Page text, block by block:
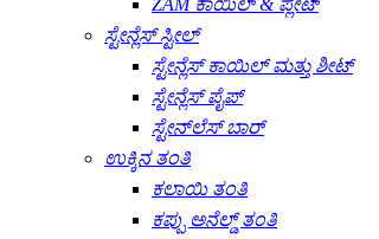
ZAM ಕಾಯಿಲ್ & ಪ್ಲೇಟ್
ಸ್ಟೇನ್ಲೆಸ್ ಸ್ಟೀಲ್
ಸ್ಟೇನ್ಲೆಸ್ ಕಾಯಿಲ್ ಮತ್ತು ಶೀಟ್
ಸ್ಟೇನ್ಲೆಸ್ ಪೈಪ್
ಸ್ಟೇನ್‌ಲೆಸ್ ಬಾರ್
ಉಕ್ಕಿನ ತಂತಿ
ಕಲಾಯಿ ತಂತಿ
ಕಪ್ಪು ಅನೆಲ್ಡ್ ತಂತಿ